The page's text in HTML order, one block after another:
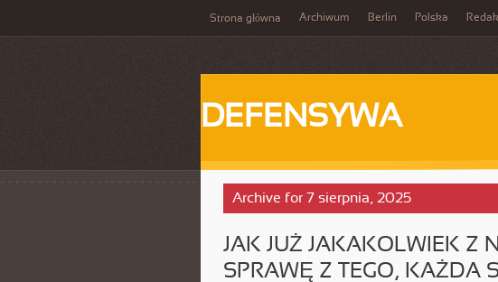
Strona główna Archiwum Berlin Polska
DEFENSYWA
Archive for 7 sierpnia, 2025
JAK JUŻ JAKAKOLWIEK Z
SPRAWĘ Z TEGO, KAŻDA